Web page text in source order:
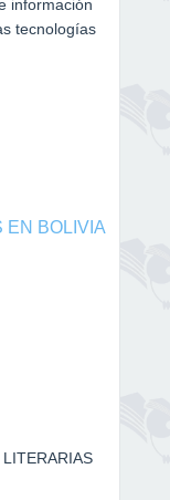
información
tecnologías
EN BOLIVIA